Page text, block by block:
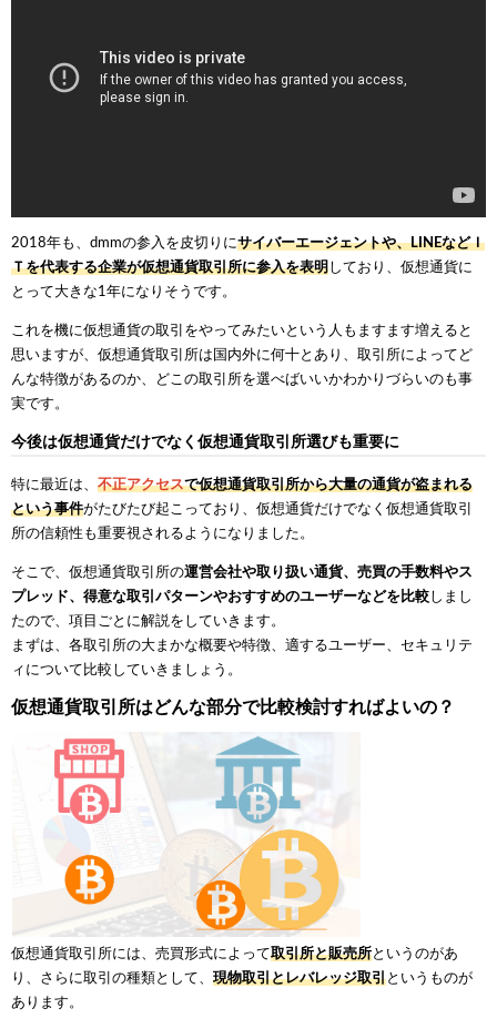
2018年も、dmmの参入を皮切りにサイバーエージェントや、LINEなどＩ
Ｔを代表する企業が仮想通貨取引所に参入を表明しており、仮想通貨に
とって大きな1年になりそうです。
これを機に仮想通貨の取引をやってみたいという人もますます増えると
思いますが、仮想通貨取引所は国内外に何十とあり、取引所によってど
んな特徴があるのか、どこの取引所を選べばいいかわかりづらいのも事
実です。
今後は仮想通貨だけでなく仮想通貨取引所選びも重要に
特に最近は、 不正アクセスで仮想通貨取引所から大量の通貨が盗まれる
という事件がたびたび起こっており、仮想通貨だけでなく仮想通貨取引
所の信頼性も重要視されるようになりました。
そこで、仮想通貨取引所の運営会社や取り扱い通貨、売買の手数料やス
プレッド、得意な取引パターンやおすすめのユーザーなどを比較 しまし
たので、項目ごとに解説をしていきます。
まずは、各取引所の大まかな概要や特徴、適するユーザー、セキュリテ
ィについて比較していきましょう。
仮想通貨取引所はどんな部分で比較検討すればよいの？
仮想通貨取引所には、売買形式によって取引所と販売所というのがあ
り、さらに取引の種類として、 現物取引とレバレッジ取引というものが
あります。